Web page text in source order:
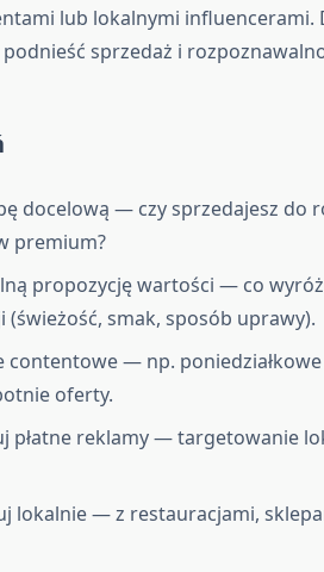
lub lokalnymi influencerami.
sprzedaż i
docelową — czy sprzedajesz do
premium?
propozycję wartości — co
(świeżość, smak, sposób uprawy).
contentowe — np.
oferty.
płatne reklamy — targetowanie
lokalnie — z restauracjami,